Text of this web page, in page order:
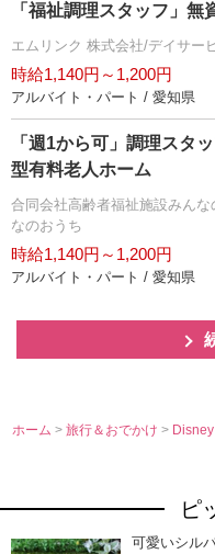
「福祉調理スタッフ」
エムリンク 株式会社/デイサー
時給1,140円～1,200円
アルバイト・パート / 愛知県
「週1から可」調理スタ
型有料老人ホーム
合同会社高齢者福祉施設みん
なのおうち
時給1,140円～1,200円
アルバイト・パート / 愛知県
ホーム >旅行＆おでかけ>
ピ
可愛いシル